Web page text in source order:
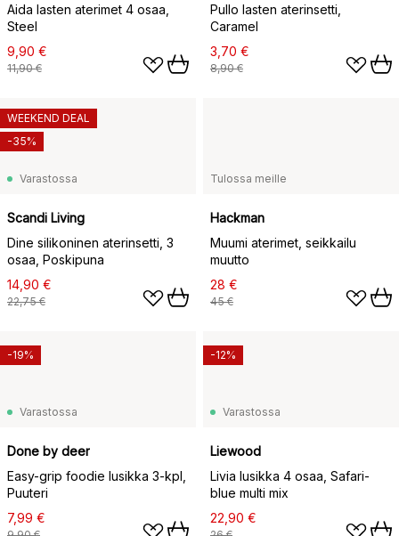
Aida lasten aterimet 4 osaa,
Steel
9,90 €
11,90 €
Pullo lasten aterinsetti,
Caramel
3,70 €
8,90 €
Varastossa
Scandi Living
Dine silikoninen aterinsetti, 3
osaa, Poskipuna
14,90 €
22,75 €
WEEKEND DEAL
-35%
Tulossa meille
Hackman
Muumi aterimet, seikkailu
muutto
28 €
45 €
Varastossa
Done by deer
Easy-grip foodie lusikka 3-kpl,
Puuteri
7,99 €
-19%
Varastossa
Liewood
Livia lusikka 4 osaa, Safari-
blue multi mix
22,90 €
-12%